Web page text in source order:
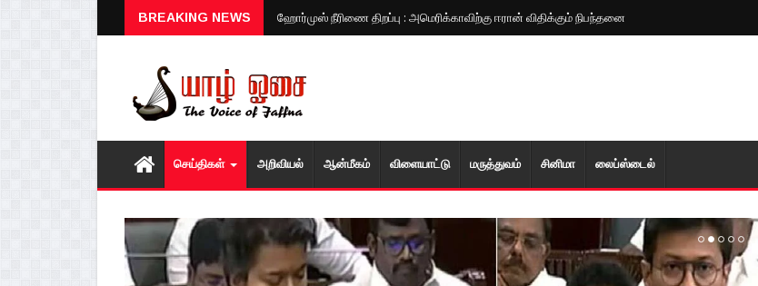
BREAKING NEWS ஹோர்முஸ் நீரிணை திறப்பு : அமெரிக்காவிற்கு ஈரான் விதிக்கும் நிபந்தனை
செய்திகள் அறிவியல் ஆன்மீகம் விளையாட்டு மரு‌த்துவ‌ம் சினிமா லைப்ஸ்டைல்
1 2345